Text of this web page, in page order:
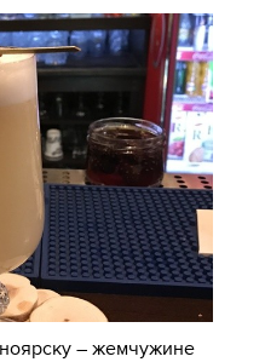
– жемчужине